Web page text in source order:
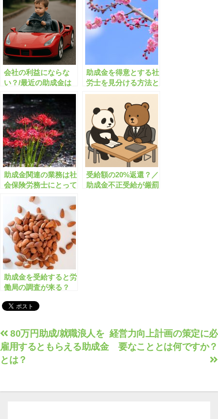
会社の利益にならな
い？/最近の助成金は
どのような傾向にあり
ますか？
助成金を得意とする社
労士を見分ける方法と
は
助成金関連の業務は社
会保険労務士にとって
割に合わない？
受給額の20%返還？／
助成金不正受給が厳罰
助成金を受給すると労
働局の調査が来る？
投
稿
ナ
ゲ
経営力向上計画の策定に必
要なこととは何ですか？
80万円助成/就職浪人を
雇用するともらえる助成金
とは？